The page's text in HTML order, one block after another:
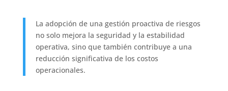
La adopción de una gestión proactiva de riesgos
no solo mejora la seguridad y la estabilidad
operativa, sino que también contribuye a una
reducción significativa de los costos
operacionales.